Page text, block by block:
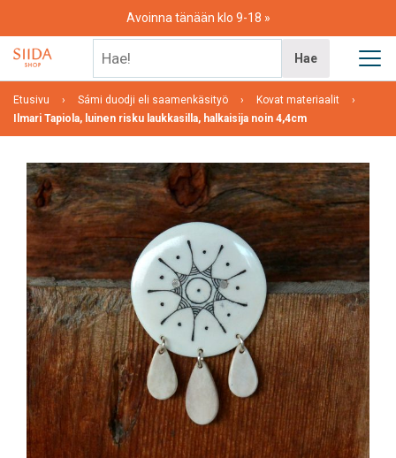
content
Avoinna tänään klo 9-18
Hae
Etusivu Sámi duodji eli saamenkäsityö
Kovat materiaalit
Ilmari Tapiola, luinen risku laukkasilla, halkaisija noin 4,4cm